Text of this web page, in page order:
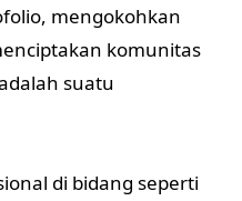
mengokohkan
komunitas
suatu
di bidang seperti